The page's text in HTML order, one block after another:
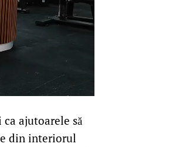
ajutoarele să
din interiorul